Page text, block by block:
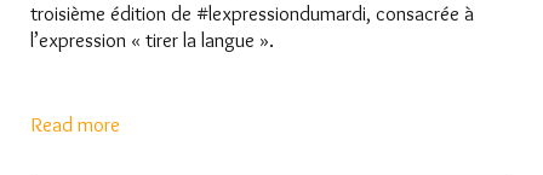
troisième édition de #lexpressiondumardi, consacrée à
l’expression « tirer la langue ».
Read more